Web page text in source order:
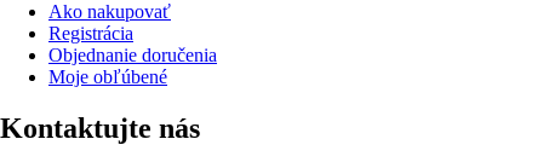
Ako nakupovať
Registrácia
Objednanie doručenia
Moje obľúbené
Kontaktujte nás